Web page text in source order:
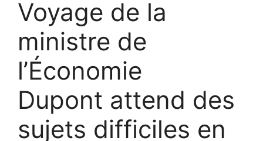
Voyage de la
ministre de
l’Économie
Dupont attend des
sujets difficiles en